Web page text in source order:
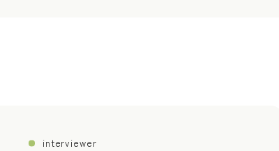
interviewer